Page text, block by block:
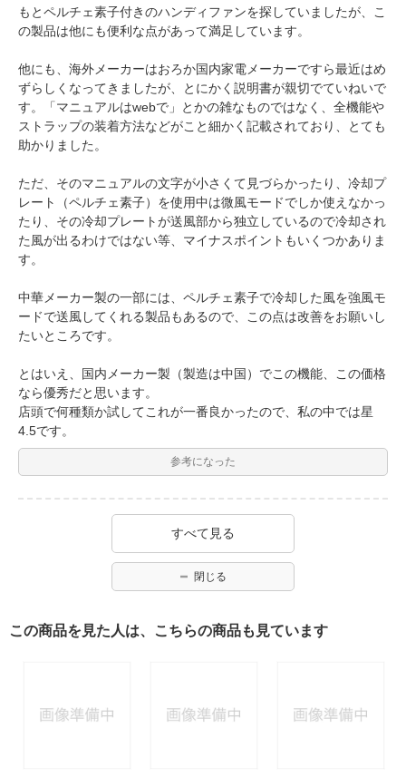
もとペルチェ素子付きのハンディファンを探していましたが、こ
の製品は他にも便利な点があって満足しています。
他にも、海外メーカーはおろか国内家電メーカーですら最近はめ
ずらしくなってきましたが、とにかく説明書が親切でていねいで
す。「マニュアルはwebで」とかの雑なものではなく、全機能や
ストラップの装着方法などがこと細かく記載されており、とても
助かりました。
ただ、そのマニュアルの文字が小さくて見づらかったり、冷却プ
レート（ペルチェ素子）を使用中は微風モードでしか使えなかっ
たり、その冷却プレートが送風部から独立しているので冷却され
た風が出るわけではない等、マイナスポイントもいくつかありま
す。
中華メーカー製の一部には、ペルチェ素子で冷却した風を強風モ
ードで送風してくれる製品もあるので、この点は改善をお願いし
たいところです。
とはいえ、国内メーカー製（製造は中国）でこの機能、この価格
なら優秀だと思います。
店頭で何種類か試してこれが一番良かったので、私の中では星
4.5です。
参考になった
すべて見る
閉じる
この商品を見た人は、こちらの商品も見ています